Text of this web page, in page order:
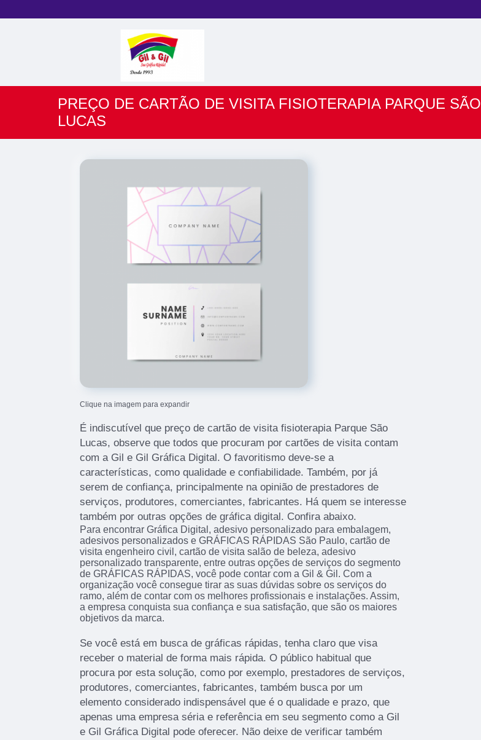
PREÇO DE CARTÃO DE VISITA FISIOTERAPIA PARQUE SÃO
LUCAS
Clique na imagem para expandir
É indiscutível que preço de cartão de visita fisioterapia Parque São
Lucas, observe que todos que procuram por cartões de visita contam
com a Gil e Gil Gráfica Digital. O favoritismo deve-se a
características, como qualidade e confiabilidade. Também, por já
serem de confiança, principalmente na opinião de prestadores de
serviços, produtores, comerciantes, fabricantes. Há quem se interesse
também por outras opções de gráfica digital. Confira abaixo.
Para encontrar Gráfica Digital, adesivo personalizado para embalagem,
adesivos personalizados e GRÁFICAS RÁPIDAS São Paulo, cartão de
visita engenheiro civil, cartão de visita salão de beleza, adesivo
personalizado transparente, entre outras opções de serviços do segmento
de GRÁFICAS RÁPIDAS, você pode contar com a Gil & Gil. Com a
organização você consegue tirar as suas dúvidas sobre os serviços do
ramo, além de contar com os melhores profissionais e instalações. Assim,
a empresa conquista sua confiança e sua satisfação, que são os maiores
objetivos da marca.
Se você está em busca de gráficas rápidas, tenha claro que visa
receber o material de forma mais rápida. O público habitual que
procura por esta solução, como por exemplo, prestadores de serviços,
produtores, comerciantes, fabricantes, também busca por um
elemento considerado indispensável que é o qualidade e prazo, que
apenas uma empresa séria e referência em seu segmento como a Gil
e Gil Gráfica Digital pode oferecer. Não deixe de verificar também